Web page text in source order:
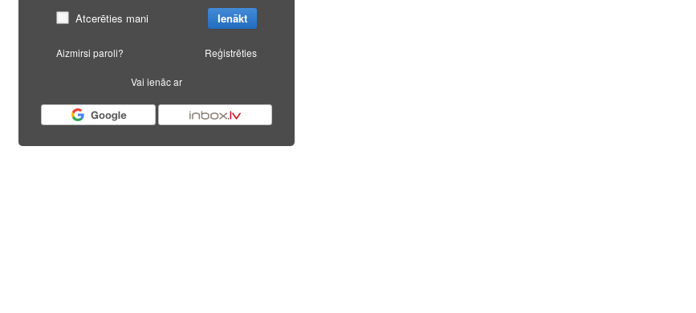
Atcerēties mani Ienākt
Aizmirsi paroli? Reģistrēties
Vai ienāc ar